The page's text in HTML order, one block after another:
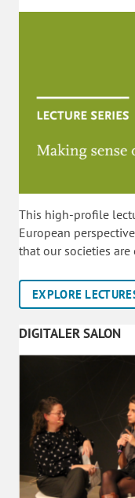
This high-profile
European
that our societies
EXPLORE
DIGITALER SALON